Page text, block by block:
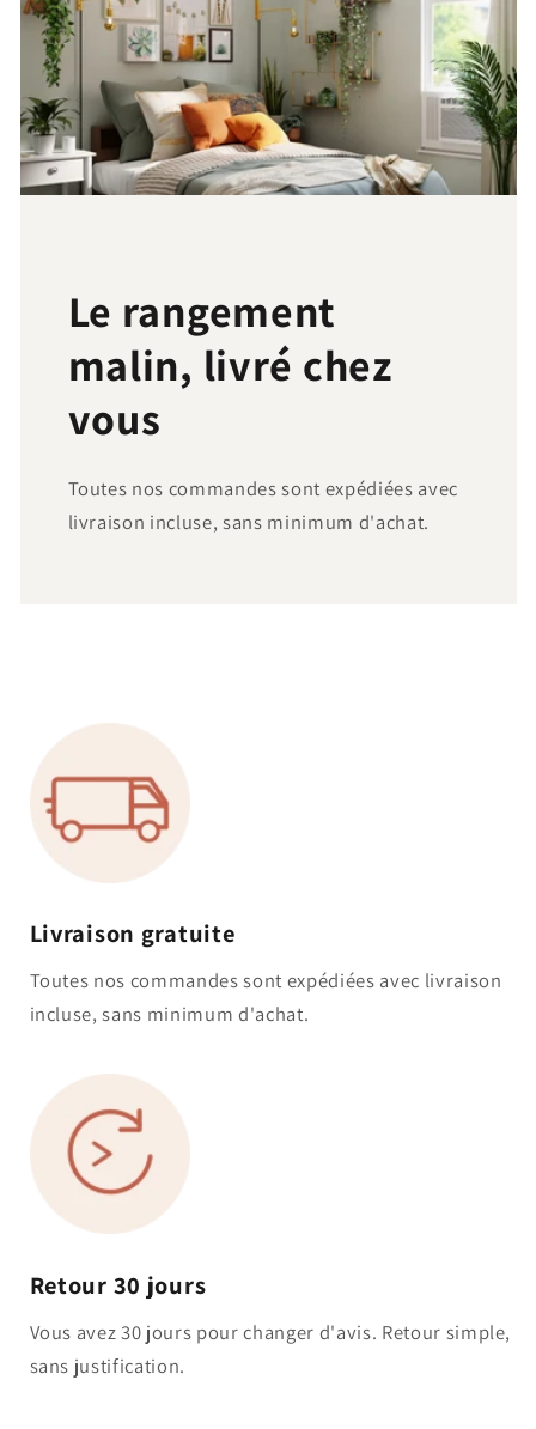
Le rangement
malin, livré chez
vous
Toutes nos commandes sont expédiées avec
livraison incluse, sans minimum d'achat.
Livraison gratuite
Toutes nos commandes sont expédiées avec livraison
incluse, sans minimum d'achat.
Retour 30 jours
Vous avez 30 jours pour changer d'avis. Retour simple,
sans justification.